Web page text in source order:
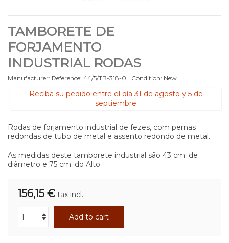
TAMBORETE DE
FORJAMENTO
INDUSTRIAL RODAS
Manufacturer: Reference: 44/5/TB-318-0 Condition: New
Reciba su pedido entre el día 31 de agosto y 5 de
septiembre
Rodas de forjamento industrial de fezes, com pernas
redondas de tubo de metal e assento redondo de metal.
As medidas deste tamborete industrial são 43 cm. de
diâmetro e 75 cm. do Alto
156,15 € tax incl.
Add to cart